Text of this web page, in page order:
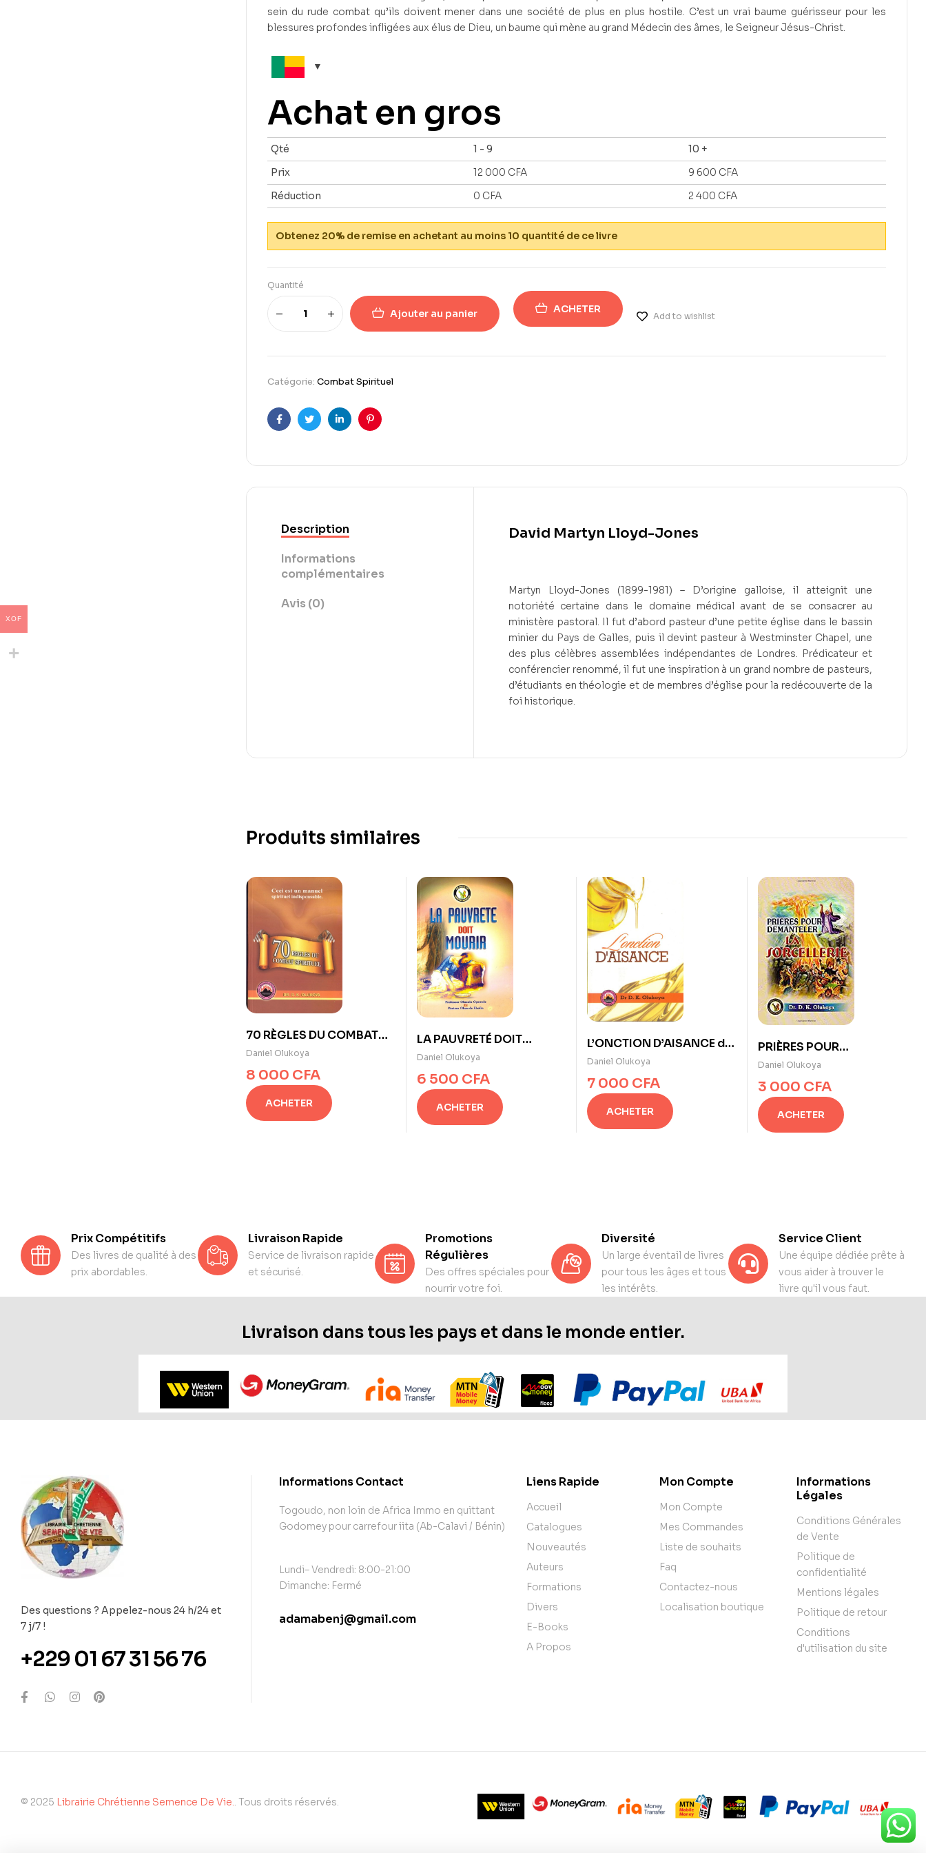
sein du rude combat qu’ils doivent mener dans une société de plus en plus hostile. C’est un vrai baume guérisseur pour les
blessures profondes infligées aux élus de Dieu, un baume qui mène au grand Médecin des âmes, le Seigneur Jésus-Christ.
Achat en gros
Qté 1 - 9
10 +
Prix
12 000 CFA 9 600 CFA
Réduction
0 CFA 2 400 CFA
Obtenez 20% de remise en achetant au moins 10 quantité de ce livre
Quantité
Ajouter au panier ACHETER
Add to wishlist
Catégorie: Combat Spirituel
FacebookTwitterLinkedinPinterest
Description
Informations
complémentaires
Avis (0)
David Martyn Lloyd-Jones
Martyn Lloyd-Jones (1899-1981) – D’origine galloise, il atteignit une
notoriété certaine dans le domaine médical avant de se consacrer au
ministère pastoral. Il fut d’abord pasteur d’une petite église dans le bassin
minier du Pays de Galles, puis il devint pasteur à Westminster Chapel, une
des plus célèbres assemblées indépendantes de Londres. Prédicateur et
conférencier renommé, il fut une inspiration à un grand nombre de pasteurs,
d’étudiants en théologie et de membres d’église pour la redécouverte de la
foi historique.
Produits similaires
70 RÈGLES DU COMBAT
SPIRITUEL de D. K.
Olukoya
Daniel Olukoya
8 000 CFA
ACHETER
LA PAUVRETÉ DOIT
MOURIR de Dr. D. K.
Olukoya
Daniel Olukoya
6 500 CFA
ACHETER
L’ONCTION D’AISANCE de
Dr. D. K. Olukoya
Daniel Olukoya
7 000 CFA
ACHETER
PRIÈRES POUR
DÉMANTELER LA
SORCELLERIE de Dr. D. K.
Olukoya
Daniel Olukoya
3 000 CFA
ACHETER
Prix Compétitifs
Des livres de qualité à des
prix abordables.
Livraison Rapide
Service de livraison rapide
et sécurisé.
Promotions
Régulières
Des offres spéciales pour
nourrir votre foi.
Diversité
Un large éventail de livres
pour tous les âges et tous
les intérêts.
Service Client
Une équipe dédiée prête à
vous aider à trouver le
livre qu'il vous faut.
Livraison dans tous les pays et dans le monde entier.
Des questions ? Appelez-nous 24 h/24 et
7 j/7 !
+229 01 67 31 56 76
Informations Contact
Togoudo, non loin de Africa Immo en quittant
Godomey pour carrefour iita (Ab-Calavi / Bénin)
Lundi– Vendredi: 8:00-21:00
Dimanche: Fermé
adamabenj@gmail.com
Liens Rapide
Accueil
Catalogues
Nouveautés
Auteurs
Formations
Divers
E-Books
A Propos
Mon Compte
Mon Compte
Mes Commandes
Liste de souhaits
Faq
Contactez-nous
Localisation boutique
Informations
Légales
Conditions Générales
de Vente
Politique de
confidentialité
Mentions légales
Politique de retour
Conditions
d'utilisation du site
© 2025 Librairie Chrétienne Semence De Vie.. Tous droits réservés.
XOF